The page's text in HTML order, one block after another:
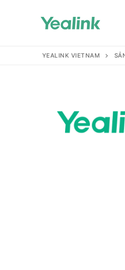
YEALINK VIETNAM